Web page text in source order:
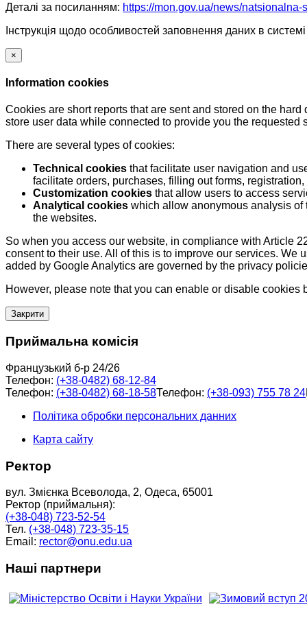
Деталі за посиланням: https://mon.gov.ua/news/
Інструкція щодо особливостей заповнення даних в
×
Information cookies
Cookies are short reports that are sent and stored on the
store user data while connected to provide you the
There are several types of cookies:
Technical cookies that facilitate user navigation and
facilitate orders, purchases, filling out forms,
Customization cookies that allow users to access
Analytical cookies which allow anonymous analysis
the websites.
So when you access our website, in compliance with Article
consent to their use. All of this is to improve our services.
added by Google Analytics are governed by the privacy
However, please note that you can enable or disable cookies
Закрити
Приймальна комісія
Французький б-р 24/26
Телефон: (+38-0482) 68-12-84
Телефон: (+38-0482) 68-18-58Телефон: (+38-093) 755 78 24
Політика обробки персональних данних
Карта сайту
Ректор
вул. Змієнка Всеволода, 2, Одеса, 65001
Ректор (приймальня):
(+38-048) 723-52-54
Тел. (+38-048) 723-35-15
Email: rector@onu.edu.ua
Наші партнери